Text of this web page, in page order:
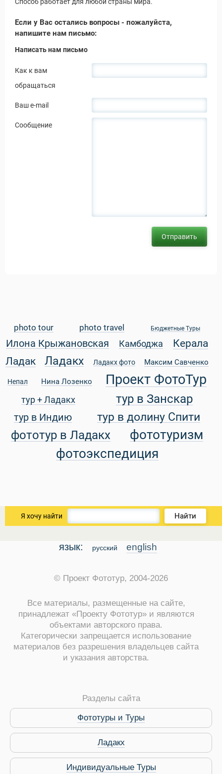
Путеводитель по
Если у Вас остались вопросы - пожалуйста,
напишите нам письмо:
Написать нам письмо
Как к вам
обращаться
Ваш e-mail
Сообщение
Отправить
photo tour photo travel Бюджетные Туры
Илона Крыжановская Камбоджа
Керала
Ладак
Ладакх Ладакх фото Максим Савченко
Непал Нина Лозенко Проект ФотоТур
тур + Ладакх тур в Занскар
тур в Индию тур в долину Спити
фототур в Ладакх
фототуризм
фотоэкспедиция
Я хочу найти Найти
язык: русский english
© Проект Фототур, 2004-2026
Все материалы, размещенные на сайте,
принадлежат «Проекту Фототур» и являются
объектами авторского права.
Категорически запрещается использование
материалов без разрешения владельцев сайта
и указания авторства.
Разделы сайта
Фототуры и Туры
Ладакх
Индивидуальные Туры